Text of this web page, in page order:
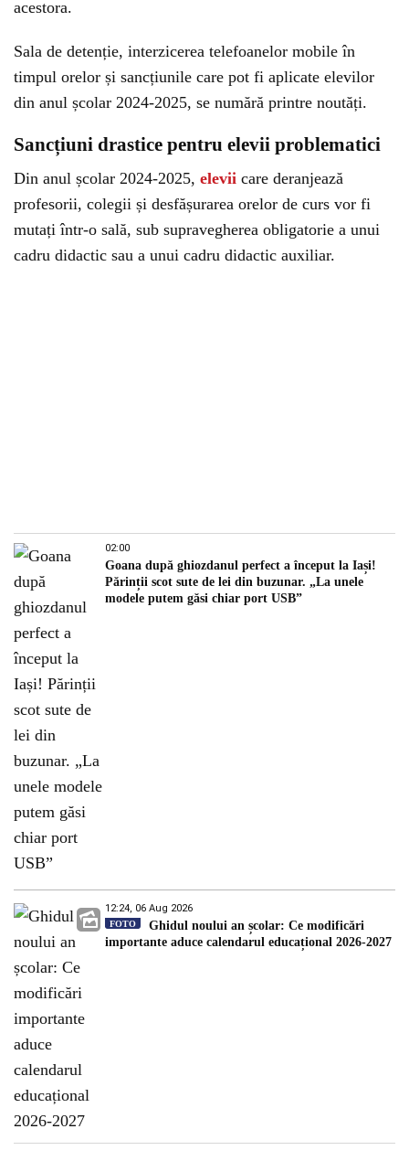
acestora.
Sala de detenție, interzicerea telefoanelor mobile în
timpul orelor și sancțiunile care pot fi aplicate elevilor
din anul școlar 2024-2025, se numără printre noutăți.
Sancțiuni drastice pentru elevii problematici
Din anul școlar 2024-2025, elevii care deranjează
profesorii, colegii și desfășurarea orelor de curs vor fi
mutați într-o sală, sub supravegherea obligatorie a unui
cadru didactic sau a unui cadru didactic auxiliar.
02:00
Goana după ghiozdanul perfect a început la Iași!
Părinții scot sute de lei din buzunar. „La unele
modele putem găsi chiar port USB”
12:24, 06 Aug 2026
FOTO
Ghidul noului an școlar: Ce modificări
importante aduce calendarul educațional 2026-2027